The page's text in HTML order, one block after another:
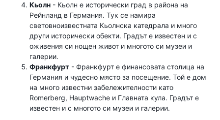
Кьолн - Кьолн е исторически град в района на
Рейнланд в Германия. Тук се намира
световноизвестната Кьолнска катедрала и много
други исторически обекти. Градът е известен и с
оживения си нощен живот и многото си музеи и
галерии.
Франкфурт - Франкфурт е финансовата столица на
Германия и чудесно място за посещение. Той е дом
на много известни забележителности като
Romerberg, Hauptwache и Главната кула. Градът е
известен и с многото си музеи и галерии.